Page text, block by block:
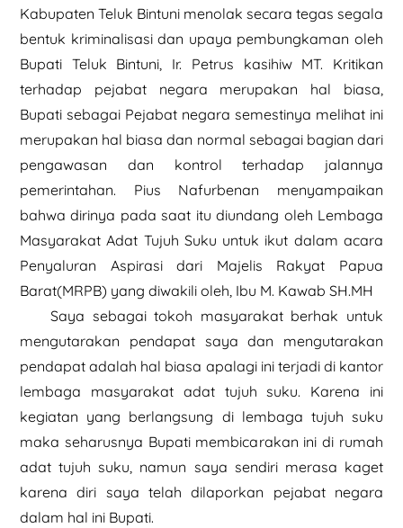
Kabupaten Teluk Bintuni menolak secara tegas segala
bentuk kriminalisasi dan upaya pembungkaman oleh
Bupati Teluk Bintuni, Ir. Petrus kasihiw MT. Kritikan
terhadap pejabat negara merupakan hal biasa,
Bupati sebagai Pejabat negara semestinya melihat ini
merupakan hal biasa dan normal sebagai bagian dari
pengawasan dan kontrol terhadap jalannya
pemerintahan. Pius Nafurbenan menyampaikan
bahwa dirinya pada saat itu diundang oleh Lembaga
Masyarakat Adat Tujuh Suku untuk ikut dalam acara
Penyaluran Aspirasi dari Majelis Rakyat Papua
Barat(MRPB) yang diwakili oleh, Ibu M. Kawab SH.MH
Saya sebagai tokoh masyarakat berhak untuk
mengutarakan pendapat saya dan mengutarakan
pendapat adalah hal biasa apalagi ini terjadi di kantor
lembaga masyarakat adat tujuh suku. Karena ini
kegiatan yang berlangsung di lembaga tujuh suku
maka seharusnya Bupati membicarakan ini di rumah
adat tujuh suku, namun saya sendiri merasa kaget
karena diri saya telah dilaporkan pejabat negara
dalam hal ini Bupati.